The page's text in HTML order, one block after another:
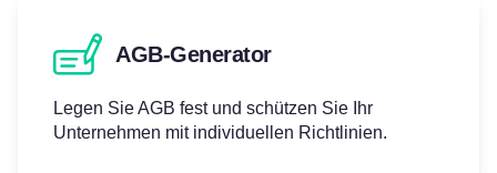
AGB-Generator
Legen Sie AGB fest und schützen Sie Ihr
Unternehmen mit individuellen Richtlinien.